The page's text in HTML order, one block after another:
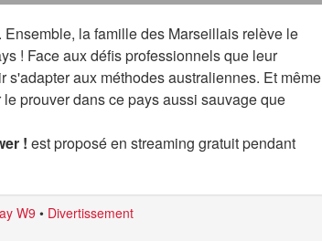
la famille des Marseillais relève le
! Face aux défis professionnels que leur
aux méthodes australiennes. Et même
prouver dans ce pays aussi sauvage que
! est proposé en streaming gratuit pendant
W9 • Divertissement